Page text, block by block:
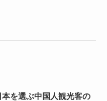
を選ぶ中国人観光客の